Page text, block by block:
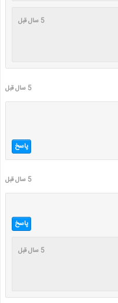
5 سال قبل
5 سال قبل
پاسخ
5 سال قبل
پاسخ
5 سال قبل